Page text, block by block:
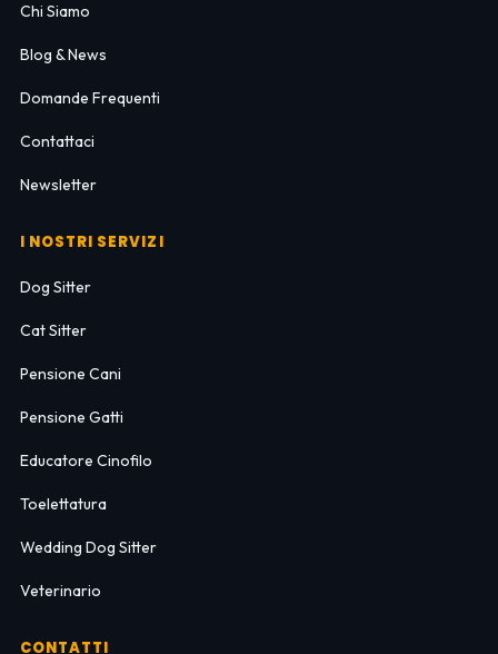
Chi Siamo
Blog & News
Domande Frequenti
Contattaci
Newsletter
I NOSTRI SERVIZI
Dog Sitter
Cat Sitter
Pensione Cani
Pensione Gatti
Educatore Cinofilo
Toelettatura
Wedding Dog Sitter
Veterinario
CONTATTI